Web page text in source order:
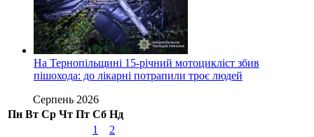
На Тернопільщині 15-річний мотоцикліст збив
пішохода: до лікарні потрапили троє людей
Серпень 2026
Пн Вт Ср Чт Пт Сб Нд
1
2